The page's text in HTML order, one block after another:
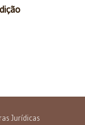
Jurídicas